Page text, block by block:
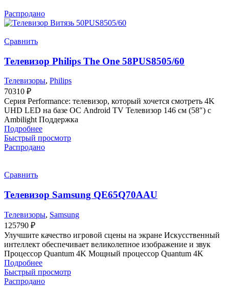
Распродано
Сравнить
Телевизор Philips The One 58PUS8505/60
Телевизоры, Philips
70310 ₽
Серия Performance: телевизор, который хочется смотреть 4K
UHD LED на базе ОС Android TV Телевизор 146 см (58″) с
Ambilight Поддержка
Подробнее
Быстрый просмотр
Распродано
Сравнить
Телевизор Samsung QE65Q70AAU
Телевизоры, Samsung
125790 ₽
Улучшите качество игровой сцены на экране Искусственный
интеллект обеспечивает великолепное изображение и звук
Процессор Quantum 4K Мощный процессор Quantum 4K
Подробнее
Быстрый просмотр
Распродано